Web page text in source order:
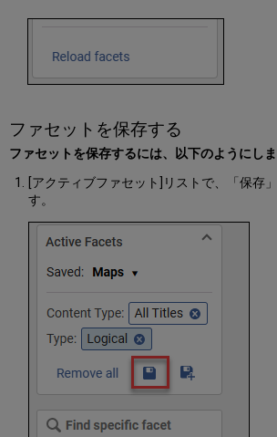
ニ
ー
の
リ
ン
ク
必
報
の
表
詳
ペ
ン
の
編
集
ファセットを保存する
ファセットを保存するには、以下のようにし
[アクティブファセット]リストで、「保存
す。